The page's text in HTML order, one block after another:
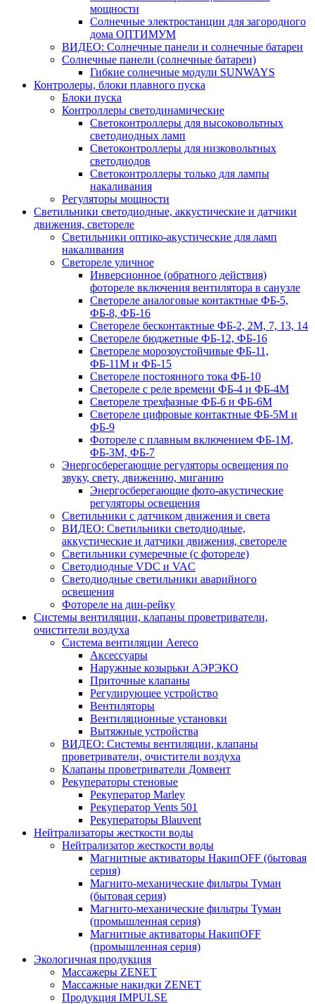
мощности
Солнечные электростанции для загородного
дома ОПТИМУМ
ВИДЕО: Солнечные панели и солнечные батареи
Солнечные панели (солнечные батареи)
Гибкие солнечные модули SUNWAYS
Контролеры, блоки плавного пуска
Блоки пуска
Контроллеры светодинамические
Светоконтроллеры для высоковольтных
светодиодных ламп
Светоконтроллеры для низковольтных
светодиодов
Светоконтроллеры только для лампы
накаливания
Регуляторы мощности
Светильники светодиодные, аккустические и датчики
движения, светореле
Светильники оптико-акустические для ламп
накаливания
Светореле уличное
Инверсионное (обратного действия)
фотореле включения вентилятора в санузле
Светореле аналоговые контактные ФБ-5,
ФБ-8, ФБ-16
Светореле бесконтактные ФБ-2, 2М, 7, 13, 14
Светореле бюджетные ФБ-12, ФБ-16
Светореле морозоустойчивые ФБ-11,
ФБ-11М и ФБ-15
Светореле постоянного тока ФБ-10
Светореле с реле времени ФБ-4 и ФБ-4М
Светореле трехфазные ФБ-6 и ФБ-6М
Светореле цифровые контактные ФБ-5М и
ФБ-9
Фотореле с плавным включением ФБ-1М,
ФБ-3М, ФБ-7
Энергосберегающие регуляторы освещения по
звуку, свету, движению, миганию
Энергосберегающие фото-акустические
регуляторы освещения
Светильники с датчиком движения и света
ВИДЕО: Светильники светодиодные,
аккустические и датчики движения, светореле
Светильники сумеречные (с фотореле)
Светодиодные VDC и VAC
Светодиодные светильники аварийного
освещения
Фотореле на дин-рейку
Системы вентиляции, клапаны проветриватели,
очистители воздуха
Система вентиляции Aereco
Аксессуары
Наружные козырьки АЭРЭКО
Приточные клапаны
Регулирующее устройство
Вентиляторы
Вентиляционные установки
Вытяжные устройства
ВИДЕО: Системы вентиляции, клапаны
проветриватели, очистители воздуха
Клапаны проветриватели Домвент
Рекуператоры стеновые
Рекуператор Marley
Рекуператор Vents 501
Рекуператоры Blauvent
Нейтрализаторы жесткости воды
Нейтрализатор жесткости воды
Магнитные активаторы НакипOFF (бытовая
серия)
Магнито-механические фильтры Туман
(бытовая серия)
Магнито-механические фильтры Туман
(промышленная серия)
Магнитные активаторы НакипOFF
(промышленная серия)
Экологичная продукция
Массажеры ZENET
Массажные накидки ZENET
Продукция IMPULSE